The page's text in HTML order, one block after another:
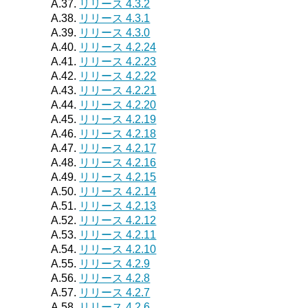
A.37. リリース 4.3.2
A.38. リリース 4.3.1
A.39. リリース 4.3.0
A.40. リリース 4.2.24
A.41. リリース 4.2.23
A.42. リリース 4.2.22
A.43. リリース 4.2.21
A.44. リリース 4.2.20
A.45. リリース 4.2.19
A.46. リリース 4.2.18
A.47. リリース 4.2.17
A.48. リリース 4.2.16
A.49. リリース 4.2.15
A.50. リリース 4.2.14
A.51. リリース 4.2.13
A.52. リリース 4.2.12
A.53. リリース 4.2.11
A.54. リリース 4.2.10
A.55. リリース 4.2.9
A.56. リリース 4.2.8
A.57. リリース 4.2.7